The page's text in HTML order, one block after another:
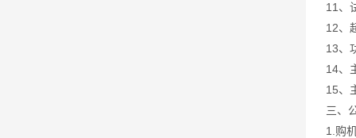
11、
12、
13、
14、
15、
三、
1.购